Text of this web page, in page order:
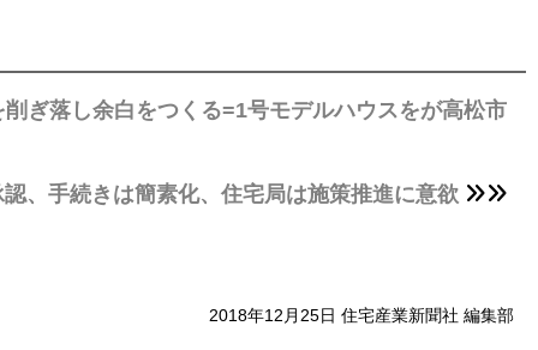
ぎ落し余白をつくる=1号モデルハウスをが高松市
、手続きは簡素化、住宅局は施策推進に意欲
2018年12月25日 住宅産業新聞社 編集部